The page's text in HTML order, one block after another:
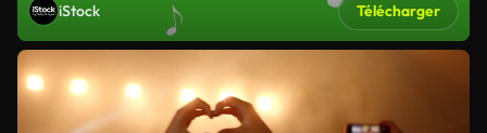
iStock Télécharger